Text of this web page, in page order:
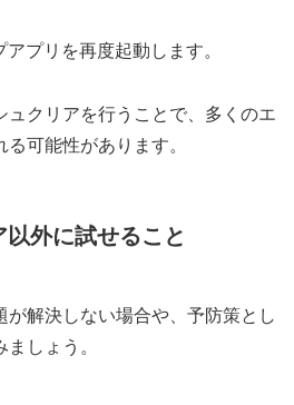
プリを再度起動します。
ュクリアを行うことで、多くのエ
可能性があります。
外に試せること
解決しない場合や、予防策とし
しょう。